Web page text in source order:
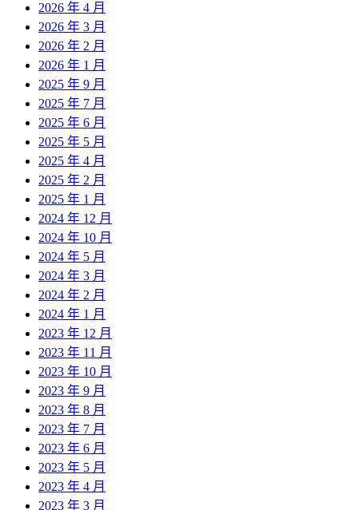
2026 年 4 月
2026 年 3 月
2026 年 2 月
2026 年 1 月
2025 年 9 月
2025 年 7 月
2025 年 6 月
2025 年 5 月
2025 年 4 月
2025 年 2 月
2025 年 1 月
2024 年 12 月
2024 年 10 月
2024 年 5 月
2024 年 3 月
2024 年 2 月
2024 年 1 月
2023 年 12 月
2023 年 11 月
2023 年 10 月
2023 年 9 月
2023 年 8 月
2023 年 7 月
2023 年 6 月
2023 年 5 月
2023 年 4 月
2023 年 3 月